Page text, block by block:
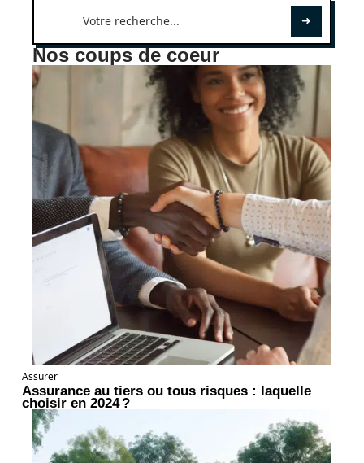
Nos coups de coeur
Assurer
Assurance au tiers ou tous risques : laquelle
choisir en 2024 ?